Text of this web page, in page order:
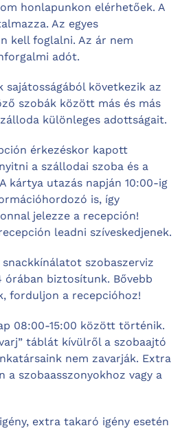
honlapunkon elérhetőek. A
Az egyes
kell foglalni. Az ár nem
adót.
sajátosságából következik az
szobák között más és más
különleges adottságait.
érkezéskor kapott
a szállodai szoba és a
kártya utazás napján 10:00-ig
is, így
jelezze a recepción!
leadni szíveskedjenek.
szobaszerviz
órában biztosítunk. Bővebb
forduljon a recepcióhoz!
08:00-15:00 között történik.
táblát kívülről a szobaajtó
nem zavarják. Extra
a szobaasszonyokhoz vagy a
extra takaró igény esetén